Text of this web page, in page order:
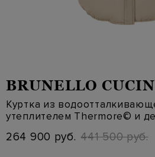
BRUNELLO
Куртка из
утеплителем Thermore© и
264 900 руб. 441 500 руб.